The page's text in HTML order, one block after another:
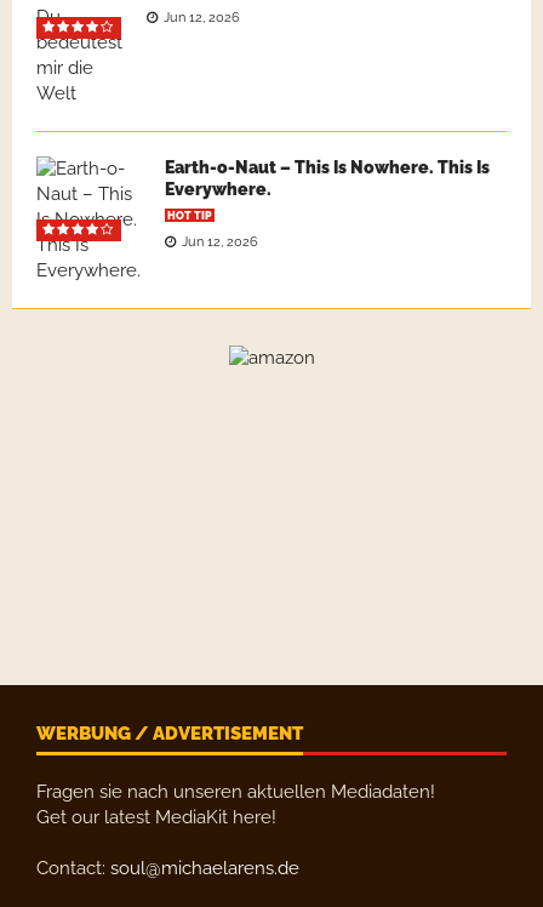
Jun 12, 2026
Earth-o-Naut – This Is Nowhere. This Is
Everywhere.
HOT TIP
Jun 12, 2026
WERBUNG / ADVERTISEMENT
Fragen sie nach unseren aktuellen Mediadaten!
Get our latest MediaKit here!
Contact: soul@michaelarens.de